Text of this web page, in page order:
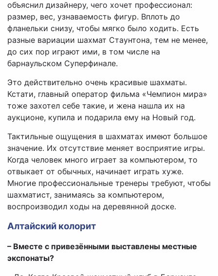
объяснил дизайнеру, чего хочет профессионал:
размер, вес, узнаваемость фигур. Вплоть до
фланельки снизу, чтобы мягко было ходить. Есть
разные вариации шахмат Стаунтона, тем не менее,
до сих пор играют ими, в том числе на
барнаульском Суперфинале.
Это действительно очень красивые шахматы.
Кстати, главный оператор фильма «Чемпион мира»
тоже захотел себе такие, и жена нашла их на
аукционе, купила и подарила ему на Новый год.
Тактильные ощущения в шахматах имеют большое
значение. Их отсутствие меняет восприятие игры.
Когда человек много играет за компьютером, то
отвыкает от обычных, начинает играть хуже.
Многие профессиональные тренеры требуют, чтобы
шахматист, занимаясь за компьютером,
воспроизводил ходы на деревянной доске.
Алтайский колорит
– Вместе с привезёнными выставлены местные
экспонаты?